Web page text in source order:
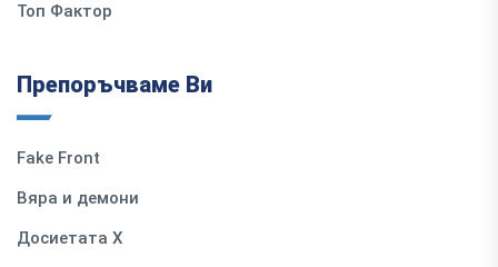
Топ Фактор
Препоръчваме Ви
Fake Front
Вяра и демони
Досиетата Х